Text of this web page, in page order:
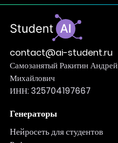
contact@ai-student.ru
Самозанятый Ракитин Андрей
Михайлович
ИНН: 325704197667
Генераторы
Нейросеть для студентов